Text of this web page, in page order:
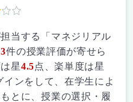
当する「マネジリアル
3件の授業評価が寄せら
星4.5点、楽単度は星
ンをして、在学生によ
とに、授業の選択・履